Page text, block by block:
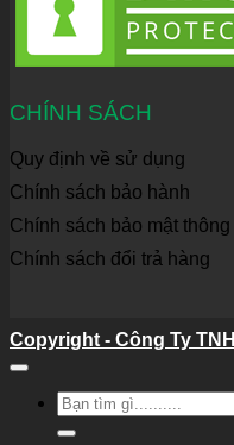
CHÍNH SÁCH
Quy định về sử dụng
Chính sách bảo hành
Chính sách bảo mật thông
Chính sách đổi trả hàng
Copyright - Công Ty
Tìm
kiếm: